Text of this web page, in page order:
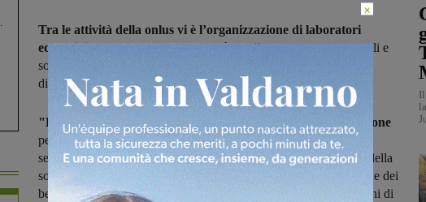
Tra le attività della onlus vi è l’organizzazione di laboratori
educativiper lo sviluppo delle abilità e delle competenze personali e
sociali per riconoscere e prevenire il disagio giovanile e quindi la
dispersione scolastica.
"L’associazione si impegna in progetti di istruzione e formazione
per fronteggiare la disoccupazione giovanile, in progetti di
sensibilizzazione per diffondere la cultura della giustizia sociale, della
solidarietà, dello sviluppo sostenibile e della tutela e valorizzazione dei
beni ambientali e culturali. Infine Ab Project Young propone azioni di
×